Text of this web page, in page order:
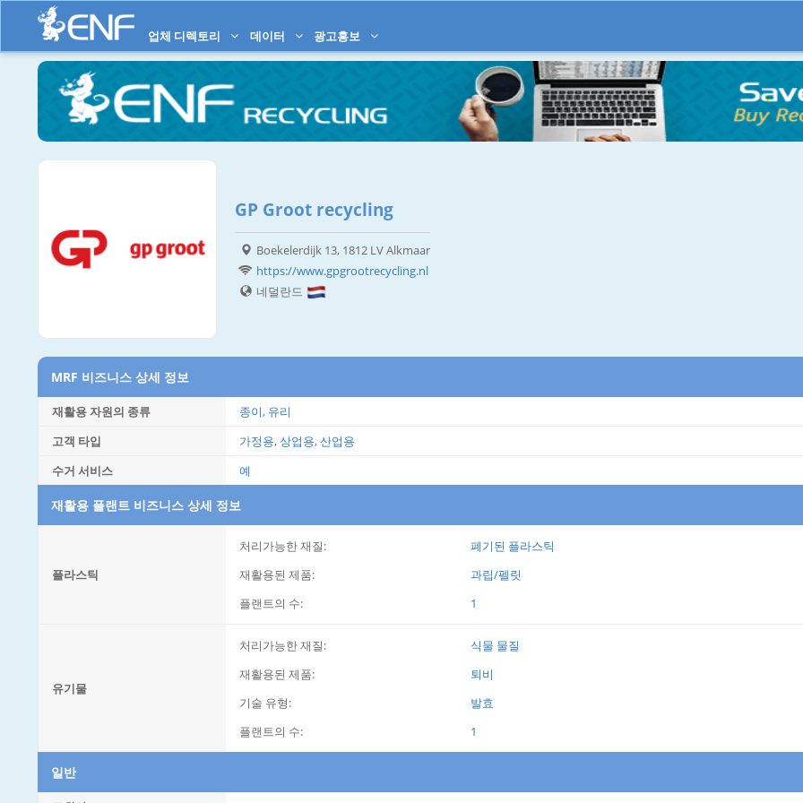
업체 디렉토리 데이터 광고홍보
GP Groot recycling
Boekelerdijk 13, 1812 LV Alkmaar
https://www.gpgrootrecycling.nl
네덜란드
MRF 비즈니스 상세 정보
재활용 자원의 종류
종이, 유리
고객 타입
가정용, 상업용, 산업용
수거 서비스
예
재활용 플랜트 비즈니스 상세 정보
플라스틱
처리가능한 재질:
폐기된 플라스틱
재활용된 제품:
과립/펠릿
플랜트의 수:
1
유기물
처리가능한 재질:
식물 물질
재활용된 제품:
퇴비
기술 유형:
발효
플랜트의 수:
1
일반